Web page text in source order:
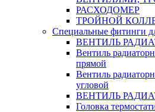
РАСХОДОМЕР
ТРОЙНОЙ
Специальные фитинги
ВЕНТИЛЬ
Вентиль
прямой
Вентиль
угловой
ВЕНТИЛЬ
Головка